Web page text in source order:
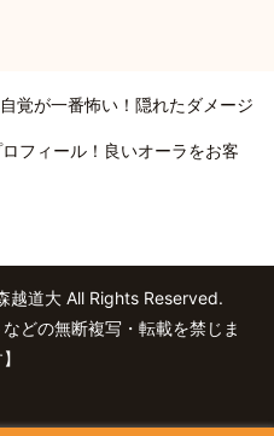
覚が一番怖い！隠れたダメージ
フィール！良いオーラをお客
道大 All Rights Reserved.
どの無断複写・転載を禁じま